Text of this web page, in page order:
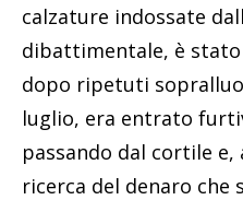
calzature indossate
dibattimentale, è
dopo ripetuti
luglio, era entrato
passando dal cortile
ricerca del denaro che